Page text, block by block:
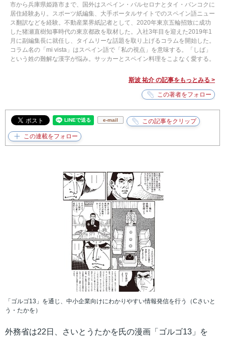
市から兵庫県姫路市まで、国外はスペイン・バルセロナとタイ・バンコクに
居住経験あり。スポーツ紙編集、大手ポータルサイトでのスペイン語ニュー
ス翻訳などを経験。不動産業界紙記者として、2020年東京五輪招致に成功
した猪瀬直樹知事時代の東京都政を取材した。入社3年目を迎えた2019年1
月に副編集長に就任し、タイムリーな話題を取り上げるコラムを開始した。
コラム名の「mi vista」はスペイン語で「私の視点」を意味する。「しば」
という姓の難解な漢字が悩み。サッカーとスペイン料理をこよなく愛する。
斯波 祐介 の記事をもっとみる >
e-mail
「ゴルゴ13」を通じ、中小企業向けにわかりやすい情報発信を行う（Cさいと
う・たかを）
外務省は22日、さいとうたかを氏の漫画「ゴルゴ13」を